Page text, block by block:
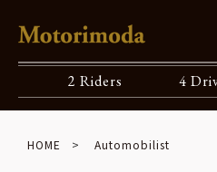
2 Riders 4
HOME Automobilist